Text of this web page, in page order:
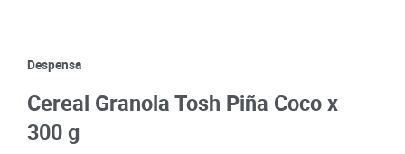
9.
queso
10. papa
Despensa
Cereal Granola Tosh Piña Coco x
300 g